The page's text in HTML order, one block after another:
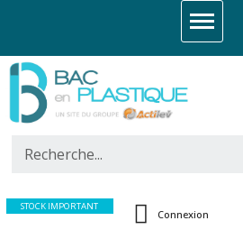
STOCK IMPORTANT
Connexion